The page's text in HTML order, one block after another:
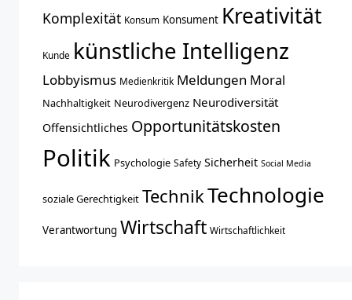
Komplexität Konsum Konsument Kreativität
Kunde künstliche Intelligenz
Lobbyismus Medienkritik Meldungen Moral
Nachhaltigkeit Neurodivergenz Neurodiversität
Offensichtliches Opportunitätskosten
Politik Psychologie Safety Sicherheit Social Media
soziale Gerechtigkeit TechnikTechnologie
Verantwortung Wirtschaft Wirtschaftlichkeit